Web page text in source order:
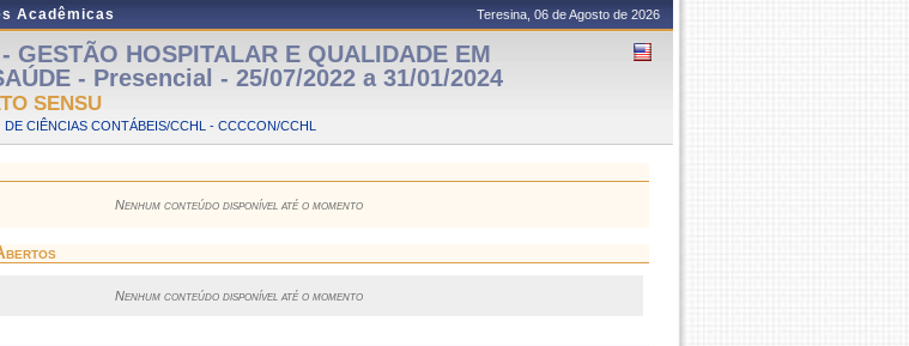
Acadêmicas Teresina, 06 de Agosto de 2026
GESTÃO HOSPITALAR E QUALIDADE EM
- Presencial - 25/07/2022 a 31/01/2024
SENSU
CIÊNCIAS CONTÁBEIS/CCHL - CCCCON/CCHL
Nenhum conteúdo disponível até o momento
Nenhum conteúdo disponível até o momento